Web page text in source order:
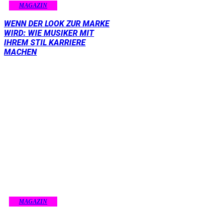
MAGAZIN
WENN DER LOOK ZUR MARKE
WIRD: WIE MUSIKER MIT
IHREM STIL KARRIERE
MACHEN
MAGAZIN